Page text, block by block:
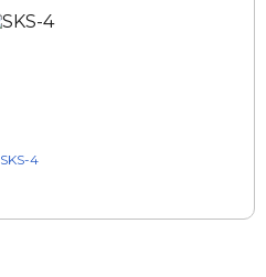
SKS-4